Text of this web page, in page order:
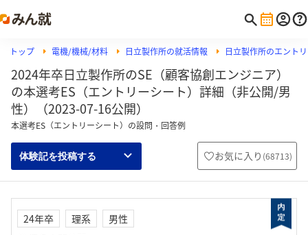
トップ 電機/機械/材料 日立製作所の就活情報 日立製作所のエント
2024年卒日立製作所のSE（顧客協創エンジニア）
の本選考ES（エントリーシート）詳細（非公開/男
性）（2023-07-16公開）
本選考ES（エントリーシート）の設問・回答例
体験記を投稿する お気に入り (68713)
24年卒 理系
男性